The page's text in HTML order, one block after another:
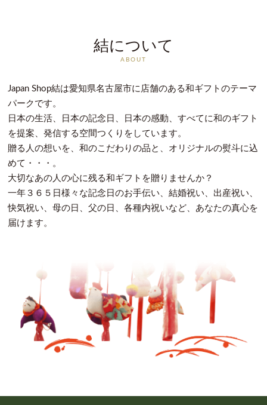
結について
ABOUT
Japan Shop結は愛知県名古屋市に店舗のある和ギフトのテーマ
パークです。
日本の生活、日本の記念日、日本の感動、すべてに和のギフト
を提案、発信する空間つくりをしています。
贈る人の想いを、和のこだわりの品と、オリジナルの熨斗に込
めて・・・。
大切なあの人の心に残る和ギフトを贈りませんか？
一年３６５日様々な記念日のお手伝い、結婚祝い、出産祝い、
快気祝い、母の日、父の日、各種内祝いなど、あなたの真心を
届けます。